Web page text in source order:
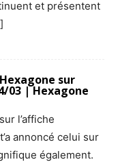
et présentent
sur
03 | Hexagone
l’affiche
annoncé celui sur
également.